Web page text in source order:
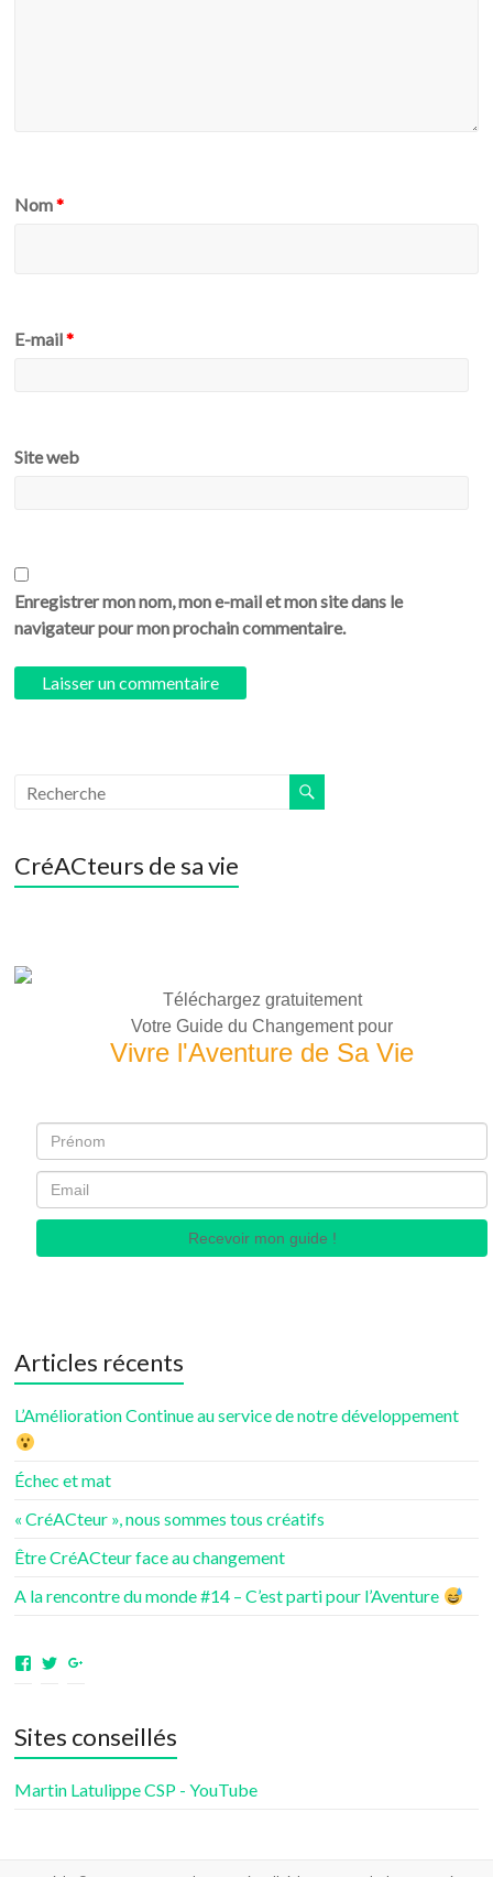
Nom*
E-mail*
Site web
Enregistrer mon nom, mon e-mail et mon site dans le
navigateur pour mon prochain commentaire.
CréACteurs de sa vie
Téléchargez gratuitement
Votre Guide du Changement pour
Vivre l'Aventure de Sa Vie
Recevoir mon guide !
Articles récents
L’Amélioration Continue au service de notre développement
Échec et mat
« CréACteur », nous sommes tous créatifs
Être CréACteur face au changement
A la rencontre du monde #14 – C’est parti pour l’Aventure
Voir
aventuresdenotrevie
sur
Voir
Samsenie
sur
samsenie
sur
Sites conseillés
Martin Latulippe CSP - YouTube